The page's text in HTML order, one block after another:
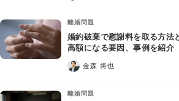
離婚問題
婚約破棄で慰謝料を取る方法
高額になる要因、事例を紹介
金森 将也
離婚問題